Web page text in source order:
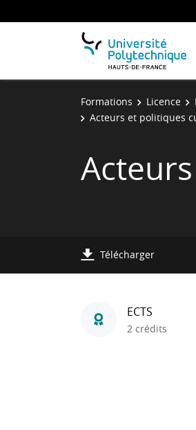
Formations Licence
Acteurs et politiques
Télécharger
ECTS
2 crédits